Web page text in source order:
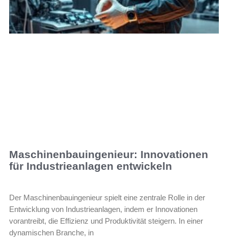
Maschinenbauingenieur: Innovationen
für Industrieanlagen entwickeln
Der Maschinenbauingenieur spielt eine zentrale Rolle in der
Entwicklung von Industrieanlagen, indem er Innovationen
vorantreibt, die Effizienz und Produktivität steigern. In einer
dynamischen Branche, in